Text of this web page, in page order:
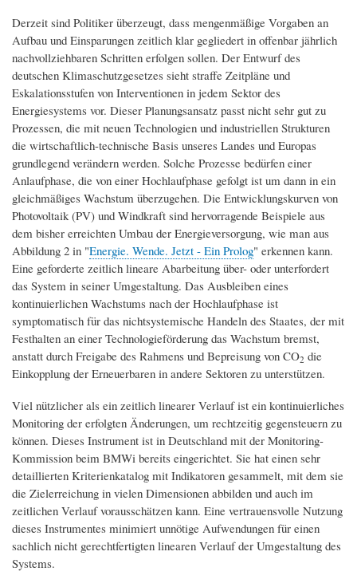
Derzeit sind Politiker überzeugt, dass mengenmäßige Vorgaben an
Aufbau und Einsparungen zeitlich klar gegliedert in offenbar jährlich
nachvollziehbaren Schritten erfolgen sollen. Der Entwurf des
deutschen Klimaschutzgesetzes sieht straffe Zeitpläne und
Eskalationsstufen von Interventionen in jedem Sektor des
Energiesystems vor. Dieser Planungsansatz passt nicht sehr gut zu
Prozessen, die mit neuen Technologien und industriellen Strukturen
die wirtschaftlich-technische Basis unseres Landes und Europas
grundlegend verändern werden. Solche Prozesse bedürfen einer
Anlaufphase, die von einer Hochlaufphase gefolgt ist um dann in ein
gleichmäßiges Wachstum überzugehen. Die Entwicklungskurven von
Photovoltaik (PV) und Windkraft sind hervorragende Beispiele aus
dem bisher erreichten Umbau der Energieversorgung, wie man aus
Abbildung 2 in "Energie. Wende. Jetzt - Ein Prolog" erkennen kann.
Eine geforderte zeitlich lineare Abarbeitung über- oder unterfordert
das System in seiner Umgestaltung. Das Ausbleiben eines
kontinuierlichen Wachstums nach der Hochlaufphase ist
symptomatisch für das nichtsystemische Handeln des Staates, der mit
Festhalten an einer Technologieförderung das Wachstum bremst,
anstatt durch Freigabe des Rahmens und Bepreisung von CO2 die
Einkopplung der Erneuerbaren in andere Sektoren zu unterstützen.
Viel nützlicher als ein zeitlich linearer Verlauf ist ein kontinuierliches
Monitoring der erfolgten Änderungen, um rechtzeitig gegensteuern zu
können. Dieses Instrument ist in Deutschland mit der Monitoring-
Kommission beim BMWi bereits eingerichtet. Sie hat einen sehr
detaillierten Kriterienkatalog mit Indikatoren gesammelt, mit dem sie
die Zielerreichung in vielen Dimensionen abbilden und auch im
zeitlichen Verlauf vorausschätzen kann. Eine vertrauensvolle Nutzung
dieses Instrumentes minimiert unnötige Aufwendungen für einen
sachlich nicht gerechtfertigten linearen Verlauf der Umgestaltung des
Systems.